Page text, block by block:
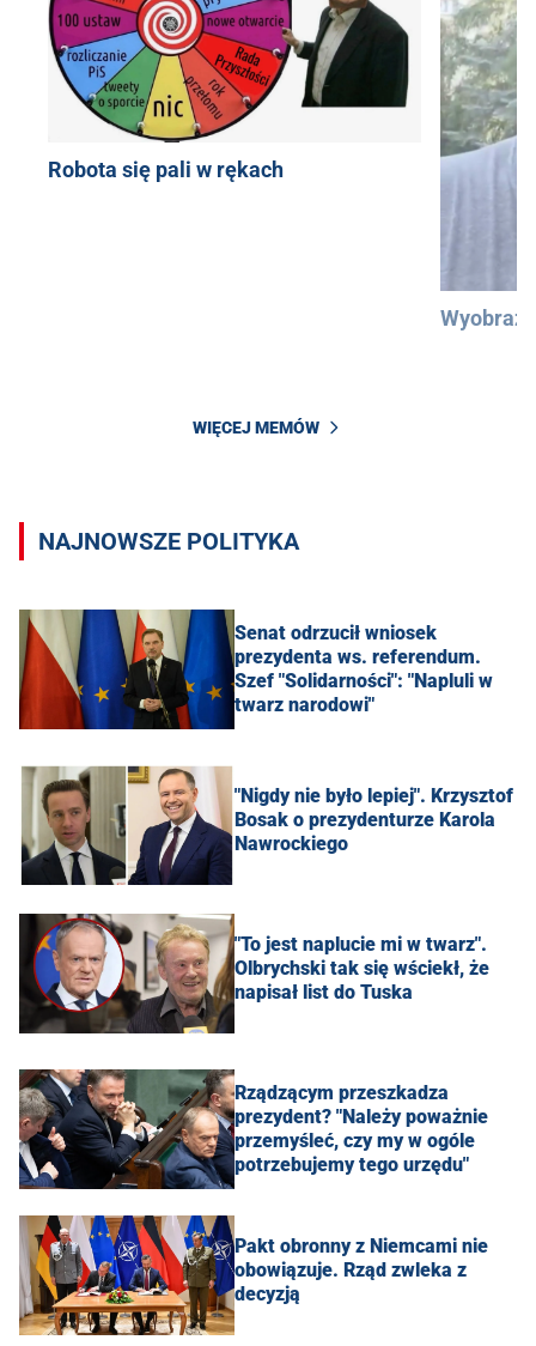
Robota się pali w rękach
WIĘCEJ MEMÓW
NAJNOWSZE POLITYKA
Senat odrzucił wniosek
prezydenta ws. referendum.
Szef "Solidarności": "Napluli w
twarz narodowi"
"Nigdy nie było lepiej". Krzysztof
Bosak o prezydenturze Karola
Nawrockiego
"To jest naplucie mi w twarz".
Olbrychski tak się wściekł, że
napisał list do Tuska
Rządzącym przeszkadza
prezydent? "Należy poważnie
przemyśleć, czy my w ogóle
potrzebujemy tego urzędu"
Pakt obronny z Niemcami nie
obowiązuje. Rząd zwleka z
decyzją